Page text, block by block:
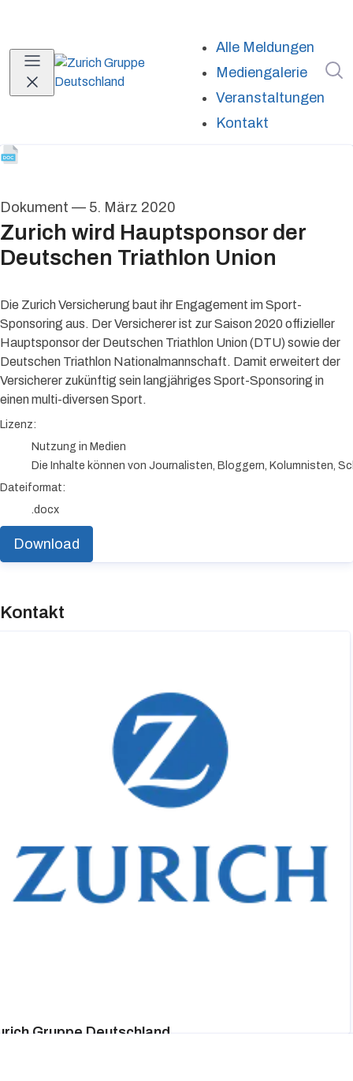
Alle Meldungen
Mediengalerie
Veranstaltungen
Kontakt
Dokument — 5. März 2020
Zurich wird Hauptsponsor der
Deutschen Triathlon Union
Die Zurich Versicherung baut ihr Engagement im Sport-
Sponsoring aus. Der Versicherer ist zur Saison 2020 offizieller
Hauptsponsor der Deutschen Triathlon Union (DTU) sowie der
Deutschen Triathlon Nationalmannschaft. Damit erweitert der
Versicherer zukünftig sein langjähriges Sport-Sponsoring in
einen multi-diversen Sport.
go to media item
Lizenz:
Nutzung in Medien
Die Inhalte können von Journalisten, Bloggern, Kolumnisten,
Dateiformat:
.docx
Download
Kontakt
Gruppe Deutschland